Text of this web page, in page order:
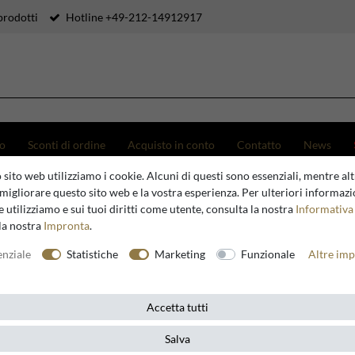
Hotline +49-212-14912917
Sconti di ordine Acquisto in conto Contatto News
nel tuo giardino: eleganza e lusso
sito web utilizziamo i cookie. Alcuni di questi sono essenziali, mentre
questo sito web e la vostra esperienza. Per ulteriori
utilizziamo e sui tuoi diritti come utente, consulta la nostra Informativa
nostra Impronta.
Statistiche Marketing Funzionale Altre
Accetta tutti
Salva